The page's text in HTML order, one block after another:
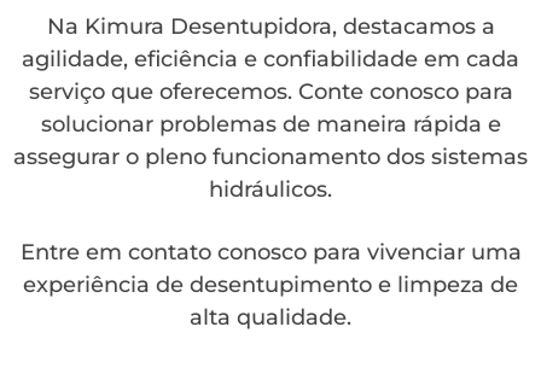
Na Kimura Desentupidora, destacamos a
agilidade, eficiência e confiabilidade em cada
serviço que oferecemos. Conte conosco para
solucionar problemas de maneira rápida e
assegurar o pleno funcionamento dos sistemas
hidráulicos.
Entre em contato conosco para vivenciar uma
experiência de desentupimento e limpeza de
alta qualidade.